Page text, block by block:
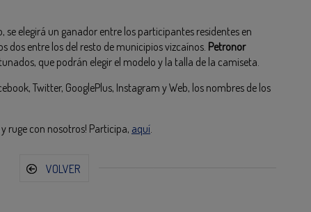
elegirá un ganador entre los participantes residentes en
dos entre los del resto de municipios vizcaínos. Petronor
que podrán elegir el modelo y la talla de la camiseta.
Twitter, GooglePlus, Instagram y Web, los nombres de los
ruge con nosotros! Participa, aquí
VOLVER